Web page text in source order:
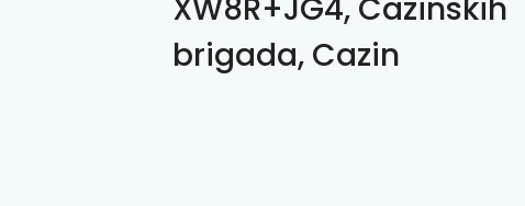
XW8R+JG4, Cazinskih
brigada, Cazin